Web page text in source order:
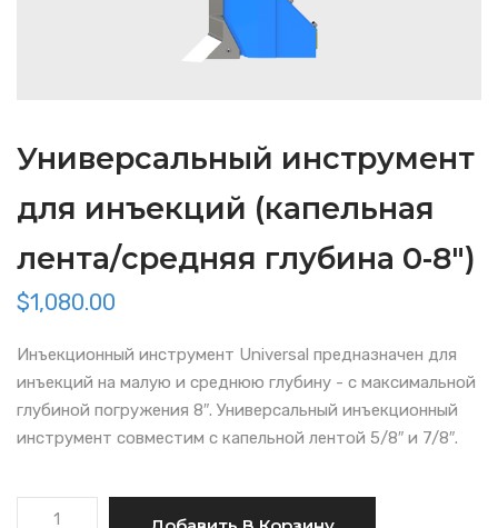
Универсальный инструмент
для инъекций (капельная
лента/средняя глубина 0-8″)
$1,080.00
Инъекционный инструмент Universal предназначен для
инъекций на малую и среднюю глубину - с максимальной
глубиной погружения 8″. Универсальный инъекционный
инструмент совместим с капельной лентой 5/8″ и 7/8″.
Универсальный